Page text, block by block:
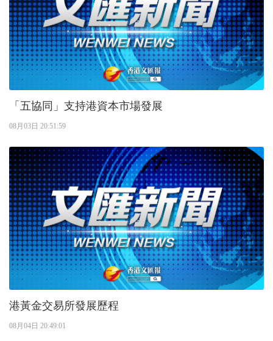
「五協同」支持港資本市場發展
08月03日 20:51:59
港黃金交易所發展歷程
08月04日 20:49:01